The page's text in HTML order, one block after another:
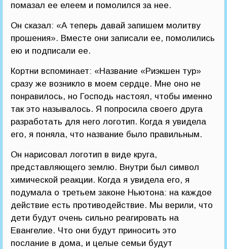
помазал ее елеем и помолился за нее.
Он сказал: «А теперь давай запишем молитву
прошения». Вместе они записали ее, помолились
ею и подписали ее.
Кортни вспоминает: «Название «Риэкшен тур»
сразу же возникло в моем сердце. Мне оно не
понравилось, но Господь настоял, чтобы именно
так это называлось. Я попросила своего друга
разработать для него логотип. Когда я увидела
его, я поняла, что название было правильным.
Он нарисовал логотип в виде круга,
представляющего землю. Внутри был символ
химической реакции. Когда я увидела его, я
подумала о третьем законе Ньютона: на каждое
действие есть противодействие. Мы верили, что
дети будут очень сильно реагировать на
Евангелие. Что они будут приносить это
послание в дома, и целые семьи будут